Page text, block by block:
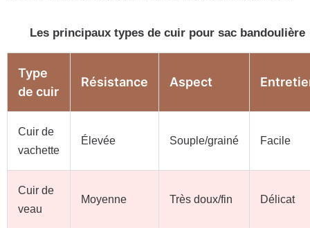
Les principaux types de cuir pour sac bandoulière
Type
de cuir
Résistance Aspect
Cuir de
vachette
Élevée Souple/grainé Facile
Cuir de
veau
Moyenne Très doux/fin Délicat